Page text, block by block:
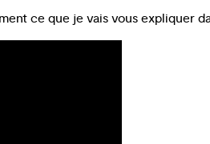
ce que je vais vous expliquer